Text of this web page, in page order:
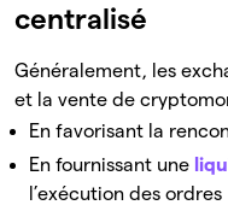
centralisé
Généralement, les
et la vente de
En favorisant la
En fournissant une
l’exécution des ordres